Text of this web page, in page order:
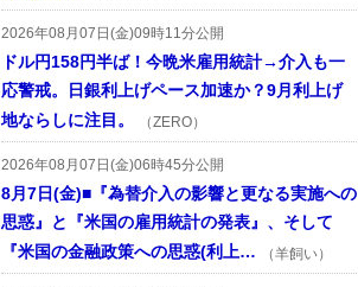
2026年08月07日(金)09時11分公開
ドル円158円半ば！今晩米雇用統計→介入も一
応警戒。日銀利上げペース加速か？9月利上げ
地ならしに注目。
（ZERO）
2026年08月07日(金)06時45分公開
8月7日(金)■『為替介入の影響と更なる実施への
思惑』と『米国の雇用統計の発表』、そして
『米国の金融政策への思惑(利上…
（羊飼い）